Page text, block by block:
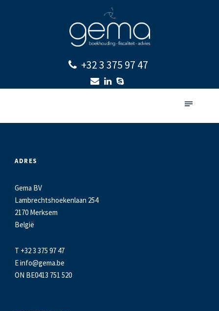
+32 3 375 97 47
ADRES
Gema BV
Lambrechtshoekenlaan 254
2170 Merksem
België
T +32 3 375 97 47
Einfo@gema.be
ON BE0413 751 520